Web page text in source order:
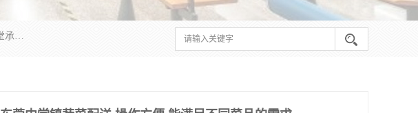
东莞市康隆膳食管理有限公司主要从事：蔬菜配送、食堂承包、企业工厂食堂承包、机关单位食堂承包、调味品配送、粮油配送、干货配送、副食配送、水果配送、海鲜配送等业务，东莞蔬菜配送电话，咨询在线客服。